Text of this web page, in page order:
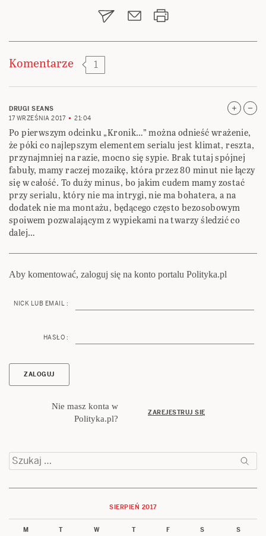
Komentarze 1
DRUGI SEANS
17 WRZEŚNIA 2017
21:04
Po pierwszym odcinku „Kronik…” można odnieść wrażenie,
że póki co najlepszym elementem serialu jest klimat, reszta,
przynajmniej na razie, mocno się sypie. Brak tutaj spójnej
fabuły, mamy raczej mozaikę, która przez 80 minut nie łączy
się w całość. To duży minus, bo jakim cudem mamy zostać
przy serialu, który nie ma intrygi, nie ma bohatera, a na
dodatek nie ma montażu, będącego często bezosobowym
spoiwem pozwalającym z wypiekami na twarzy śledzić co
dalej…
Aby komentować, zaloguj się na konto portalu Polityka.pl
NICK LUB EMAIL :
HASŁO :
Nie masz konta w
Polityka.pl?
ZAREJESTRUJ SIĘ
Szukaj:
SIERPIEŃ 2017
M T W T F S S